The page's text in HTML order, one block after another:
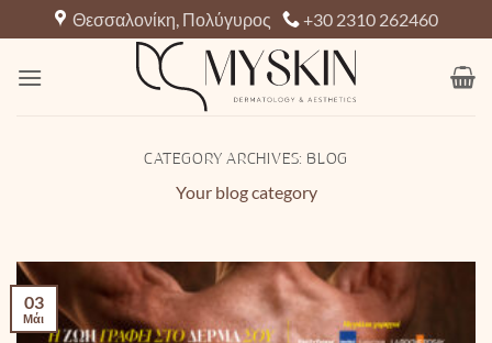
Μετάβαση
στο
περιεχόμενο
Θεσσαλονίκη, Πολύγυρος +30 2310 262460
CATEGORY ARCHIVES: BLOG
Your blog category
03
Μάι